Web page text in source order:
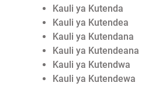
Kauli ya Kutenda
Kauli ya Kutendea
Kauli ya Kutendana
Kauli ya Kutendeana
Kauli ya Kutendwa
Kauli ya Kutendewa